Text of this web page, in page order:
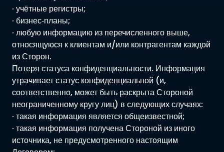
· учётные регистры;
· бизнес‑планы;
· любую информацию из перечисленного выше,
относящуюся к клиентам и/или контрагентам каждой
из Сторон.
Потеря статуса конфиденциальности. Информация
утрачивает статус конфиденциальной (и,
соответственно, может быть раскрыта Стороной
неограниченному кругу лиц) в следующих случаях:
· такая информация является общеизвестной;
· такая информация получена Стороной из иного
источника, не предусмотренного настоящим